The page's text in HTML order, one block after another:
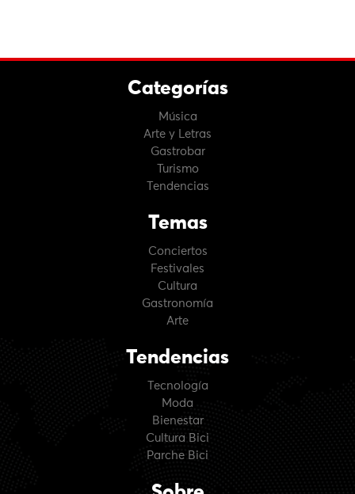
Categorías
Música
Arte y Letras
Gastrobar
Turismo
Tendencias
Temas
Conciertos
Festivales
Cultura
Gastronomía
Arte
Tendencias
Tecnología
Moda
Bienestar
Cultura Bici
Parche Bici